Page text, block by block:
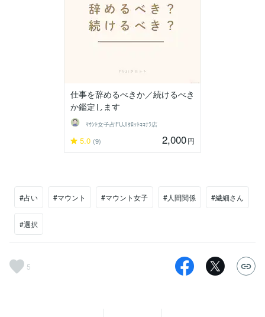
仕事を辞めるべきか／続けるべき
か鑑定します
ﾏｳﾝﾄ女子占FUJIﾀﾛｯﾄｺｺﾅﾗ店
5.0 (9) 2,000円
#占い #マウント #マウント女子 #人間関係 #繊細さん
#選択
5